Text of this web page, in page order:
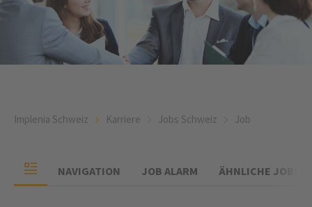
Implenia Schweiz Karriere Jobs Schweiz Job
NAVIGATION JOB ALARM ÄHNLICHE JOBS